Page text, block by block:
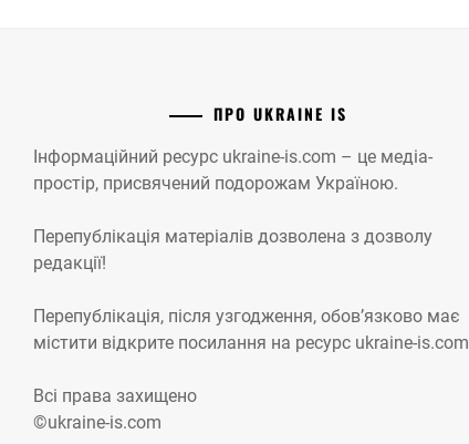
ПРО UKRAINE IS
Інформаційний ресурс ukraine-is.com – це медіа-
простір, присвячений подорожам Україною.
Перепублікація матеріалів дозволена з дозволу
редакції!
Перепублікація, після узгодження, обов’язково має
містити відкрите посилання на ресурс ukraine-is.com
Всі права захищено
©ukraine-is.com